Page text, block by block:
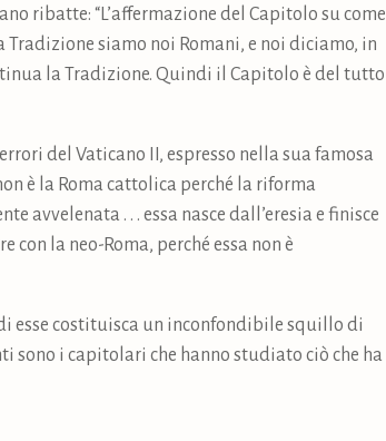
ribatte: “L’affermazione del Capitolo su come
siamo noi Romani, e noi diciamo, in
la Tradizione. Quindi il Capitolo è del tutto
del Vaticano II, espresso nella sua famosa
è la Roma cattolica perché la riforma
avvelenata . . . essa nasce dall’eresia e finisce
con la neo-Roma, perché essa non è
esse costituisca un inconfondibile squillo di
sono i capitolari che hanno studiato ciò che ha